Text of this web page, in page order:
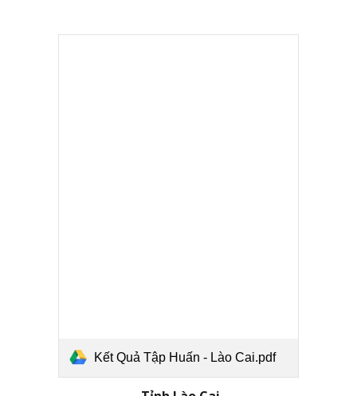
Kết Quả Tập Huấn - Lào Cai.pdf